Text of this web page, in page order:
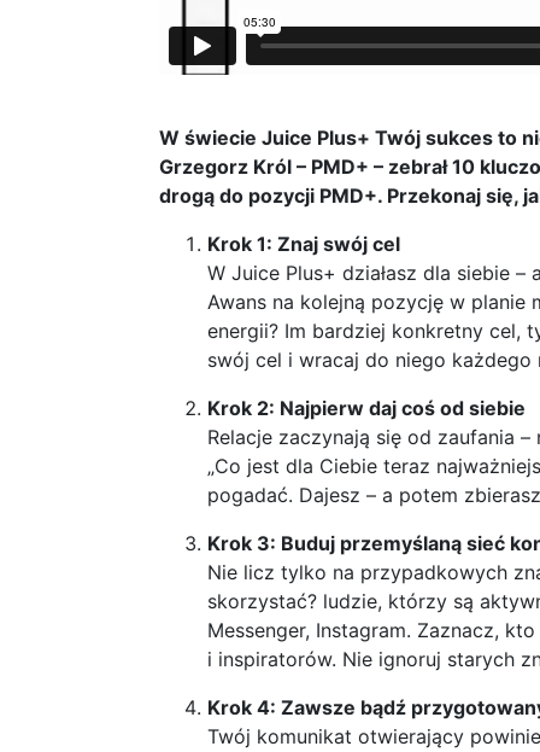
W świecie Juice Plus+ Twój sukces to
Grzegorz Król – PMD+ – zebrał 10
drogą do pozycji PMD+. Przekonaj się,
Krok 1: Znaj swój cel
W Juice Plus+ działasz dla siebie
Awans na kolejną pozycję w planie
energii? Im bardziej konkretny cel,
swój cel i wracaj do niego
Krok 2: Najpierw daj coś od siebie
Relacje zaczynają się od zaufania
„Co jest dla Ciebie teraz
pogadać. Dajesz – a potem
Krok 3: Buduj przemyślaną sieć
Nie licz tylko na przypadkowych
skorzystać? ludzie, którzy są
Messenger, Instagram. Zaznacz,
i inspiratorów. Nie ignoruj starych
Krok 4: Zawsze bądź
Twój komunikat otwierający